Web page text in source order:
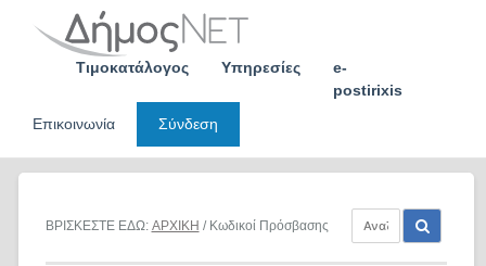
Τιμοκατάλογος Υπηρεσίες
e-
postirixis
Επικοινωνία
Σύνδεση
ΒΡΙΣΚΕΣΤΕ ΕΔΩ: ΑΡΧΙΚΗ / Κωδικοί Πρόσβασης